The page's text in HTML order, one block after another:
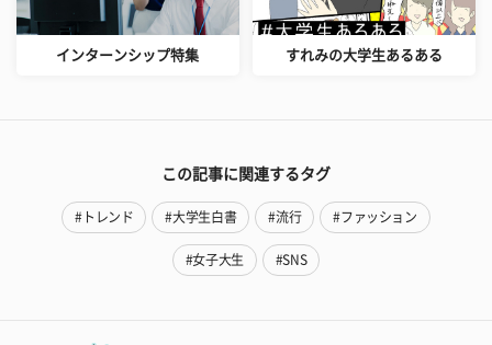
インターンシップ特集 すれみの大学生あるある
この記事に関連するタグ
#トレンド #大学生白書 #流行 #ファッション
#女子大生 #SNS